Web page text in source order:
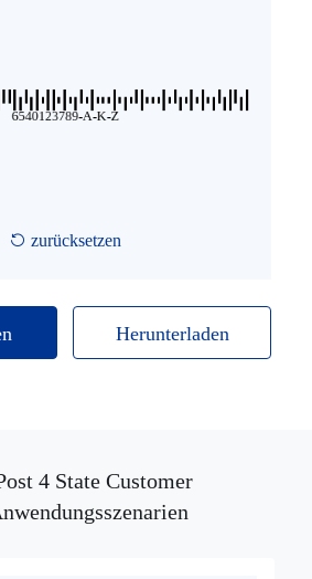
zurücksetzen
Herunterladen
4 State Customer